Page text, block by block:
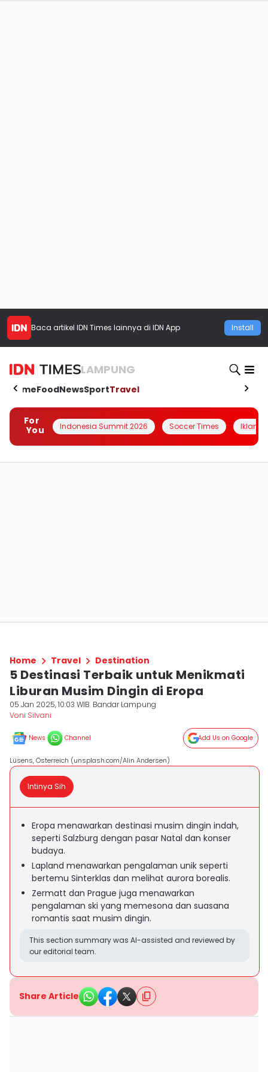
Baca artikel IDN Times lainnya di IDN App Install
LAMPUNG
HomeFoodNewsSportTravel
For
You
Indonesia Summit 2026 Soccer Times Iklanin
Home Travel Destination
5 Destinasi Terbaik untuk Menikmati
Liburan Musim Dingin di Eropa
05 Jan 2025, 10:03 WIB Bandar Lampung
Voni Silvani
News Channel Add Us on Google
Lüsens, Österreich (unsplash.com/Alin Andersen)
Intinya Sih
Eropa menawarkan destinasi musim dingin indah,
seperti Salzburg dengan pasar Natal dan konser
budaya.
Lapland menawarkan pengalaman unik seperti
bertemu Sinterklas dan melihat aurora borealis.
Zermatt dan Prague juga menawarkan
pengalaman ski yang memesona dan suasana
romantis saat musim dingin.
This section summary was AI-assisted and reviewed by
our editorial team.
Share Article